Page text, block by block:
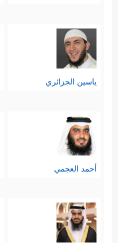
ياسين الجزائري
أحمد العجمي